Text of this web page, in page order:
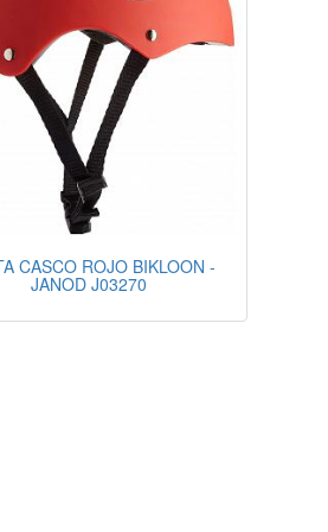
CASCO ROJO BIKLOON -
JANOD J03270